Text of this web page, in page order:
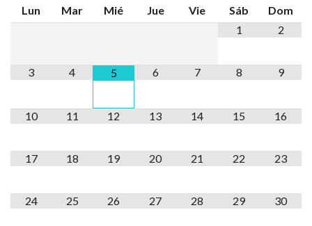
Lun Mar Mié Jue Vie Sáb
Dom
1
2
3 4 5 6 7 8 9
10 11 12 13 14 15 16
17 18 19 20 21 22 23
24 25 26 27 28 29 30